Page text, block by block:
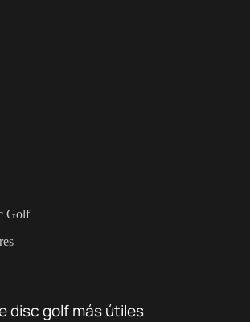
Golf
disc golf más útiles